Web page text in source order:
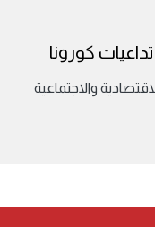
كورونا
والاجتماعية